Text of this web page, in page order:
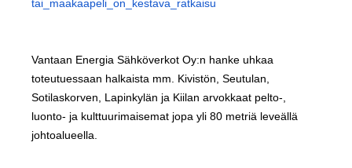
tai_maakaapeli_on_kestava_ ratkaisu
Vantaan Energia Sähköverkot Oy:n hanke uhkaa
toteutuessaan halkaista mm. Kivistön, Seutulan,
Sotilaskorven, Lapinkylän ja Kiilan arvokkaat pelto-,
luonto- ja kulttuurimaisemat jopa yli 80 metriä leveällä
johtoalueella.